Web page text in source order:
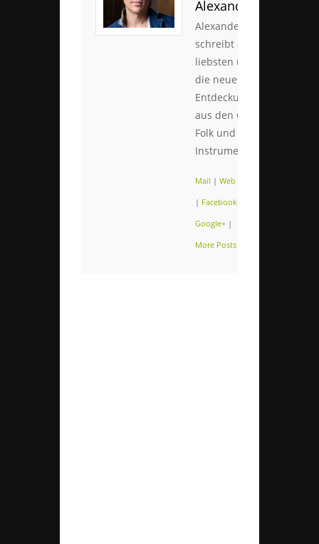
Alexander
Alexander
schreibt am
liebsten über
die neuesten
Entdeckungen
aus den Genres
Folk und
Instrumental.
Mail | Web
| Facebook
Google+ |
More Posts (109)